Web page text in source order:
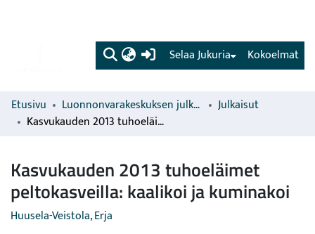
(current) Kokoelmat
Selaa Jukuria
Etusivu Luonnonvarakeskuksen julkaisut
Julkaisut
Kasvukauden 2013 tuhoeläimet peltokasveilla: kaalikoi ja kuminakoi
Kasvukauden 2013 tuhoeläimet
peltokasveilla: kaalikoi ja kuminakoi
Huusela-Veistola, Erja